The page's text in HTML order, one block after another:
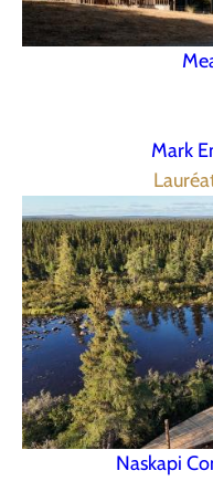
Mark
Naskapi